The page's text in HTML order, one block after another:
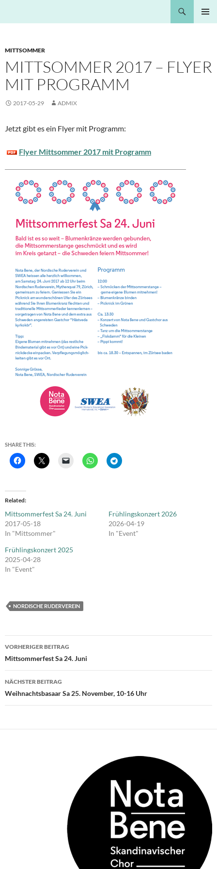
MITTSOMMER
MITTSOMMER 2017 – FLYER
MIT PROGRAMM
2017-05-29 ADMIX
Jetzt gibt es ein Flyer mit Programm:
Flyer Mittsommer 2017 mit Programm
SHARE THIS:
Related
Mittsommerfest Sa 24. Juni
2017-05-18
In "Mittsommer"
Frühlingskonzert 2026
2026-04-19
In "Event"
Frühlingskonzert 2025
2025-04-28
In "Event"
NORDISCHE RUDERVEREIN
Beitrags-
Navigation
VORHERIGER BEITRAG
Mittsommerfest Sa 24. Juni
NÄCHSTER BEITRAG
Weihnachtsbasaar Sa 25. November, 10-16 Uhr